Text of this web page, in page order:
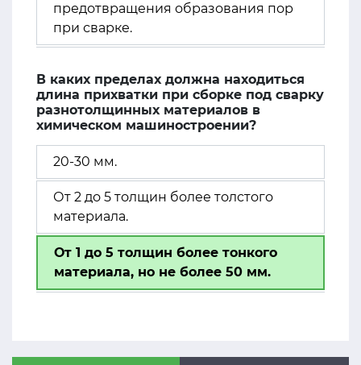
предотвращения образования пор
при сварке.
В каких пределах должна находиться
длина прихватки при сборке под сварку
разнотолщинных материалов в
химическом машиностроении?
20-30 мм.
От 2 до 5 толщин более толстого
материала.
От 1 до 5 толщин более тонкого
материала, но не более 50 мм.